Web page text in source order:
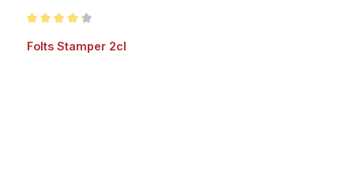
Folts Stamper 2cl